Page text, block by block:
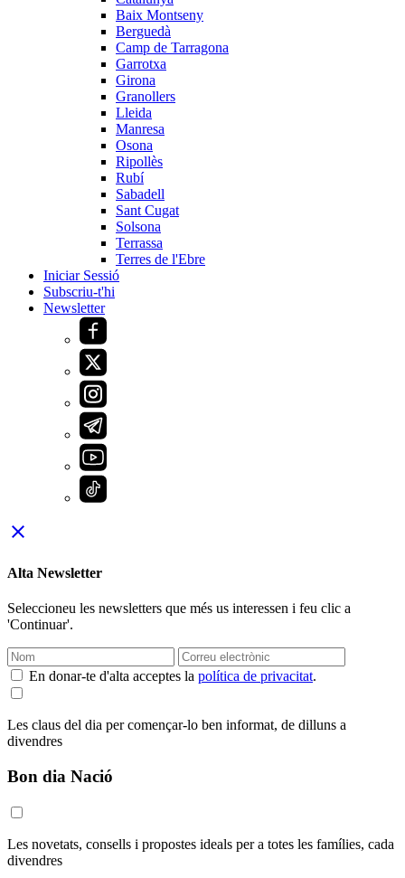
Baix Montseny
Berguedà
Camp de Tarragona
Garrotxa
Girona
Granollers
Lleida
Manresa
Osona
Ripollès
Rubí
Sabadell
Sant Cugat
Solsona
Terrassa
Terres de l'Ebre
Iniciar Sessió
Subscriu-t'hi
Newsletter
close
Alta Newsletter
Seleccioneu les newsletters que més us interessen i feu clic a
'Continuar'.
En donar-te d'alta acceptes la política de privacitat.
Les claus del dia per començar-lo ben informat, de dilluns a
divendres
Bon dia Nació
Les novetats, consells i propostes ideals per a totes les famílies, cada
divendres